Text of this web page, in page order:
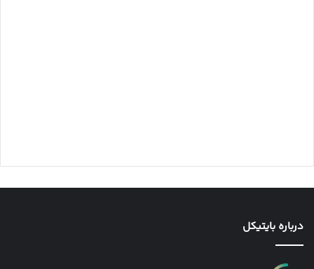
درباره بایتیکل